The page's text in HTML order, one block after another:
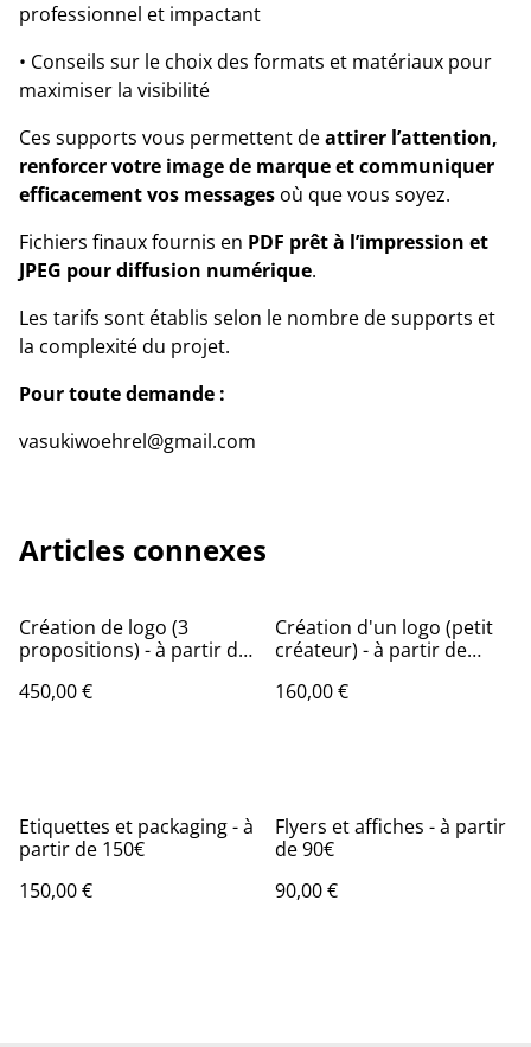
professionnel et impactant
• Conseils sur le choix des formats et matériaux pour
maximiser la visibilité
Ces supports vous permettent deattirer l’attention,
renforcer votre image de marque et communiquer
efficacement vos messages où que vous soyez.
Fichiers finaux fournis en PDF prêt à l’impression et
JPEG pour diffusion numérique.
Les tarifs sont établis selon le nombre de supports et
la complexité du projet.
Pour toute demande :
vasukiwoehrel@gmail.com
Articles connexes
Création de logo (3
propositions) - à partir de
450,00 €
Création d'un logo (petit
créateur) - à partir de
160,00 €
Etiquettes et packaging - à
partir de 150€
150,00 €
Flyers et affiches - à partir
de 90€
90,00 €